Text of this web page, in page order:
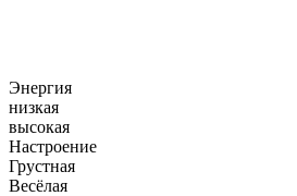
Энергия
низкая
высокая
Настроение
Грустная
Весёлая